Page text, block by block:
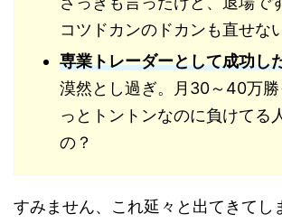
コツドカンのドカンも直せな
専業トレーダーとして成功し
漠然とし過ぎ。月30～40万
っとトントンなのに負けてる
の？
すみません、これ延々と出てきてし